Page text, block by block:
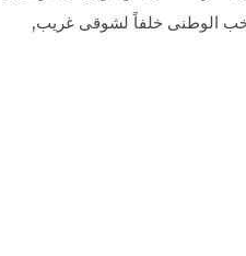
الوطنى خلفاً لشوقى غريب,